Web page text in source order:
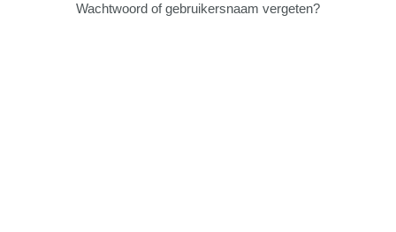
Wachtwoord of gebruikersnaam vergeten?